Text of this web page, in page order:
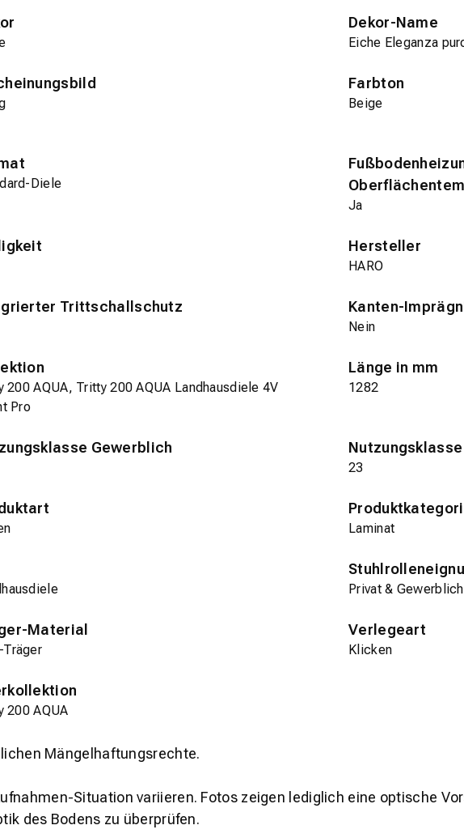
Dekor-Name
Eiche Eleganza
Farbton
Beige
Diele
Ja
Hersteller
HARO
Trittschallschutz Kanten-
Nein
200 AQUA, Tritty 200 AQUA Landhausdiele 4V
Pro
Länge in mm
1282
Gewerblich
23
Laminat
Privat & Gewerblich
Material
Träger
Verlegeart
Klicken
200 AQUA
Mängelhaftungsrechte.
Situation variieren. Fotos zeigen lediglich eine optische
des Bodens zu überprüfen.